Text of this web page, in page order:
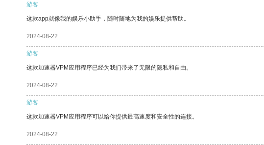
游客
这款app就像我的娱乐小助手，随时随地为我的娱乐提供帮助。
2024-08-22
游客
这款加速器VPM应用程序已经为我们带来了无限的隐私和自由。
2024-08-22
游客
这款加速器VPM应用程序可以给你提供最高速度和安全性的连接。
2024-08-22